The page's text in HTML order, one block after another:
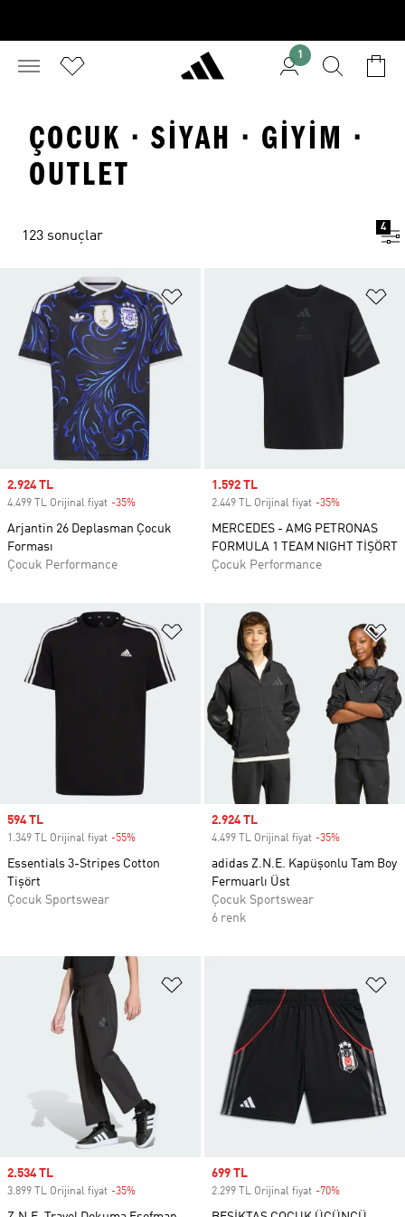
1
ÇOCUK · SIYAH · GIYIM ·
OUTLET
123 sonuçlar
4
Favori Listesine Ekle
Sale price
2.924 TL
4.499 TL Orijinal fiyat -35%
Arjantin 26 Deplasman Çocuk
Forması
Çocuk Performance
Sale price
1.592 TL
2.449 TL Orijinal fiyat -35%
MERCEDES - AMG PETRONAS
FORMULA 1 TEAM NIGHT TİŞÖRT
Çocuk Performance
Favori Listesine Ekle
Sale price
594 TL
1.349 TL Orijinal fiyat -55%
Essentials 3-Stripes Cotton
Tişört
Çocuk Sportswear
Sale price
2.924 TL
4.499 TL Orijinal fiyat -35%
adidas Z.N.E. Kapüşonlu Tam Boy
Fermuarlı Üst
Çocuk Sportswear
6 renk
Sale price
2.534 TL
3.899 TL Orijinal fiyat -35%
Sale price
699 TL
2.299 TL Orijinal fiyat -70%